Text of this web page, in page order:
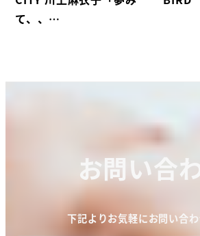
て、、…
お問い合
下記よりお気軽にお問い合